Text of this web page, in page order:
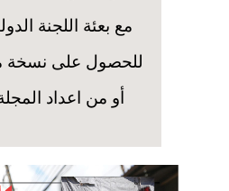
مع بعئة اللجنة
للحصول على نسخة
أو من اعداد